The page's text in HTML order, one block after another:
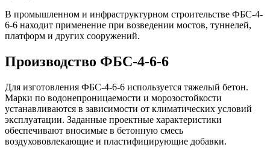
В промышленном и инфраструктурном строительстве ФБС-4-
6-6 находит применение при возведении мостов, туннелей,
платформ и других сооружений.
Производство ФБС-4-6-6
Для изготовления ФБС-4-6-6 используется тяжелый бетон.
Марки по водонепроницаемости и морозостойкости
устанавливаются в зависимости от климатических условий
эксплуатации. Заданные проектные характеристики
обеспечивают вносимые в бетонную смесь
воздухововлекающие и пластифицирующие добавки.